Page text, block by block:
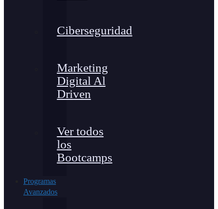
Ciberseguridad
Marketing
Digital Al
Driven
Ver todos
los
Bootcamps
Programas
Avanzados